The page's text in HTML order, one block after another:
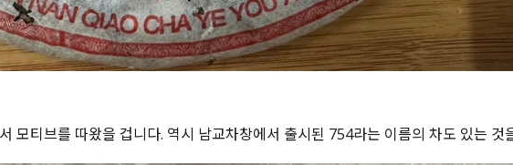
모티브를 따왔을 겁니다. 역시 남교차창에서 출시된 754라는 이름의 차도 있는 것